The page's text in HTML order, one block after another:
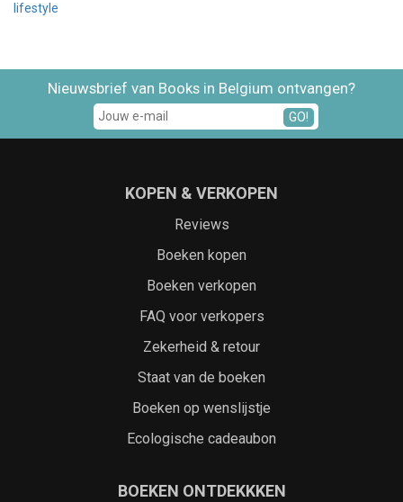
lifestyle
Nieuwsbrief van Books in Belgium ontvangen?
GO!
KOPEN & VERKOPEN
Reviews
Boeken kopen
Boeken verkopen
FAQ voor verkopers
Zekerheid & retour
Staat van de boeken
Boeken op wenslijstje
Ecologische cadeaubon
BOEKEN ONTDEKKKEN